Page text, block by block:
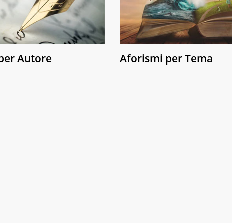
Autore Aforismi per Tema